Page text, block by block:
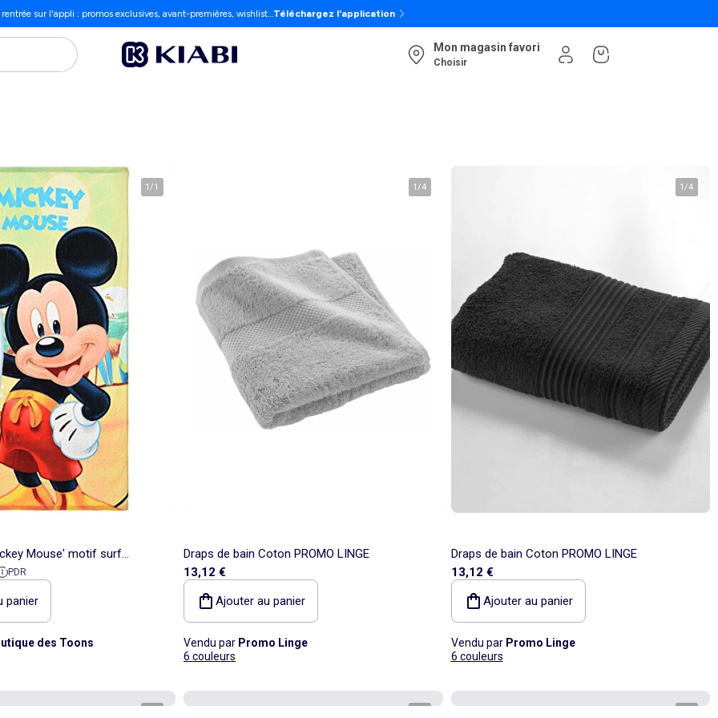
rentrée sur l'appli : promos exclusives, avant-premières, wishlist…Téléchargez l'application
Mon magasin favori
Choisir
1/1
Mouse' motif surf
70 cm
PDR
panier
des Toons
1/4
Draps de bain Coton PROMO LINGE
13,12 €
Ajouter au panier
Vendu par Promo Linge
6 couleurs
1/4
Draps de bain Coton PROMO LINGE
13,12 €
Ajouter au panier
Vendu par Promo Linge
6 couleurs